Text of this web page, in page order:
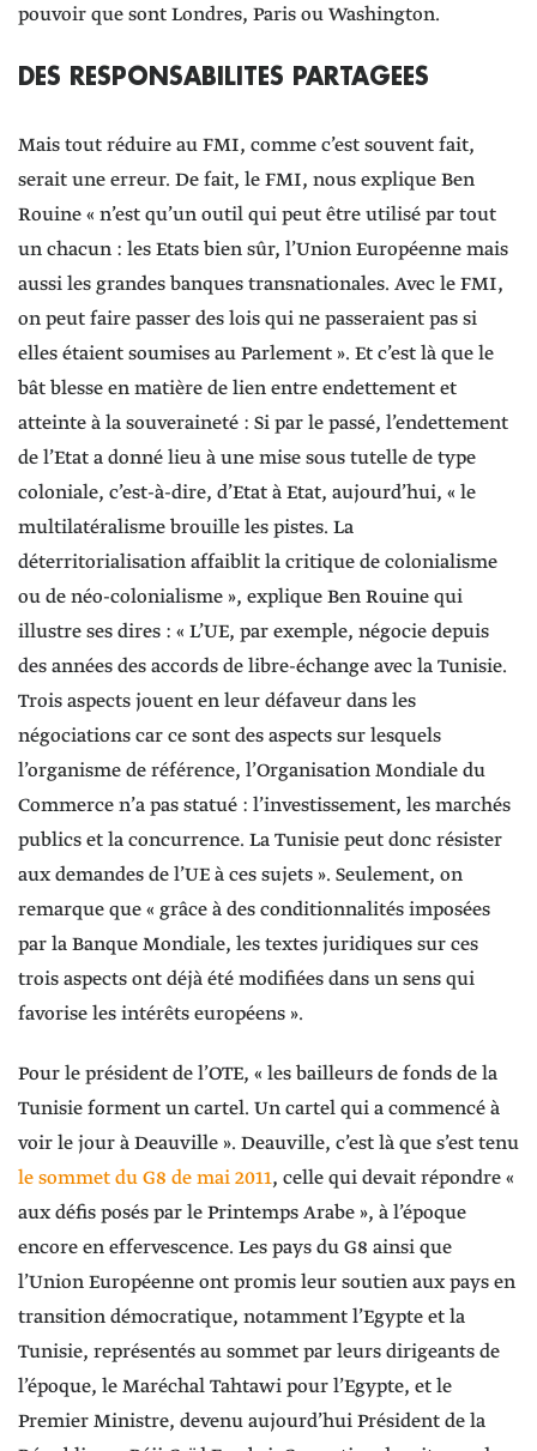
pouvoir que sont Londres, Paris ou Washington.
DES RESPONSABILITES PARTAGEES
Mais tout réduire au FMI, comme c’est souvent fait,
serait une erreur. De fait, le FMI, nous explique Ben
Rouine « n’est qu’un outil qui peut être utilisé par tout
un chacun : les Etats bien sûr, l’Union Européenne mais
aussi les grandes banques transnationales. Avec le FMI,
on peut faire passer des lois qui ne passeraient pas si
elles étaient soumises au Parlement ». Et c’est là que le
bât blesse en matière de lien entre endettement et
atteinte à la souveraineté : Si par le passé, l’endettement
de l’Etat a donné lieu à une mise sous tutelle de type
coloniale, c’est-à-dire, d’Etat à Etat, aujourd’hui, « le
multilatéralisme brouille les pistes. La
déterritorialisation affaiblit la critique de colonialisme
ou de néo-colonialisme », explique Ben Rouine qui
illustre ses dires : « L’UE, par exemple, négocie depuis
des années des accords de libre-échange avec la Tunisie.
Trois aspects jouent en leur défaveur dans les
négociations car ce sont des aspects sur lesquels
l’organisme de référence, l’Organisation Mondiale du
Commerce n’a pas statué : l’investissement, les marchés
publics et la concurrence. La Tunisie peut donc résister
aux demandes de l’UE à ces sujets ». Seulement, on
remarque que « grâce à des conditionnalités imposées
par la Banque Mondiale, les textes juridiques sur ces
trois aspects ont déjà été modifiées dans un sens qui
favorise les intérêts européens ».
Pour le président de l’OTE, « les bailleurs de fonds de la
Tunisie forment un cartel. Un cartel qui a commencé à
voir le jour à Deauville ». Deauville, c’est là que s’est tenu
le sommet du G8 de mai 2011, celle qui devait répondre «
aux défis posés par le Printemps Arabe », à l’époque
encore en effervescence. Les pays du G8 ainsi que
l’Union Européenne ont promis leur soutien aux pays en
transition démocratique, notamment l’Egypte et la
Tunisie, représentés au sommet par leurs dirigeants de
l’époque, le Maréchal Tahtawi pour l’Egypte, et le
Premier Ministre, devenu aujourd’hui Président de la